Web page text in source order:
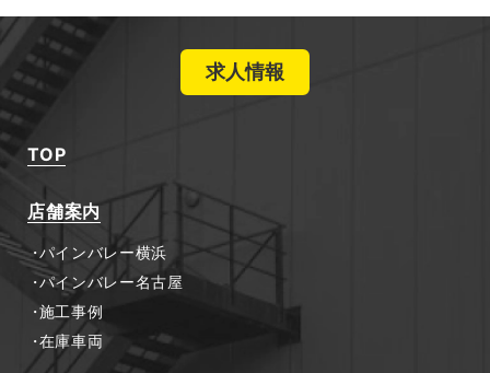
#マフラー交換
#メーカー紹介
#ライディング
#塗装
#店頭イベント
#雨対策
#電熱ウエア
求人情報
TOP
店舗案内
パインバレー横浜
パインバレー名古屋
施工事例
在庫車両